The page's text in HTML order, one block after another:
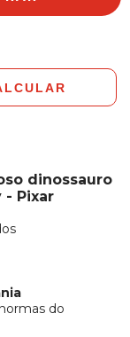
dinossauro
- Pixar
do